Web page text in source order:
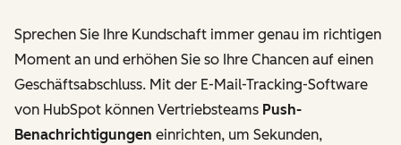
Sprechen Sie Ihre Kundschaft immer genau im richtigen
Moment an und erhöhen Sie so Ihre Chancen auf einen
Geschäftsabschluss. Mit der E-Mail-Tracking-Software
von HubSpot können Vertriebsteams Push-
Benachrichtigungen einrichten, um Sekunden,